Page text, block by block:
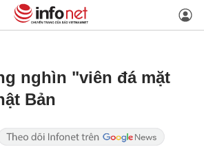
nghìn "viên đá mặt
Bản